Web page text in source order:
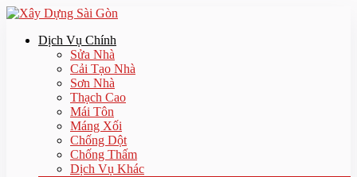
Dịch Vụ Chính
Sửa Nhà
Cải Tạo Nhà
Sơn Nhà
Thạch Cao
Mái Tôn
Máng Xối
Chống Dột
Chống Thấm
Dịch Vụ Khác